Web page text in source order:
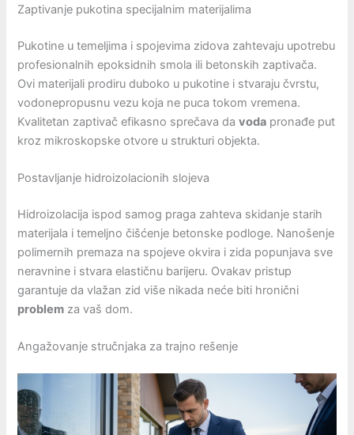
Zaptivanje pukotina specijalnim materijalima
Pukotine u temeljima i spojevima zidova zahtevaju upotrebu
profesionalnih epoksidnih smola ili betonskih zaptivača.
Ovi materijali prodiru duboko u pukotine i stvaraju čvrstu,
vodonepropusnu vezu koja ne puca tokom vremena.
Kvalitetan zaptivač efikasno sprečava davoda pronađe put
kroz mikroskopske otvore u strukturi objekta.
Postavljanje hidroizolacionih slojeva
Hidroizolacija ispod samog praga zahteva skidanje starih
materijala i temeljno čišćenje betonske podloge. Nanošenje
polimernih premaza na spojeve okvira i zida popunjava sve
neravnine i stvara elastičnu barijeru. Ovakav pristup
garantuje da vlažan zid više nikada neće biti hronični
problem za vaš dom.
Angažovanje stručnjaka za trajno rešenje